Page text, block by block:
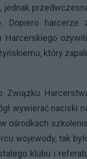
jednak
Dopiero harcerze
który
Związku
wywierać naciski
ośrodkach
wojewody, tak
klubu i